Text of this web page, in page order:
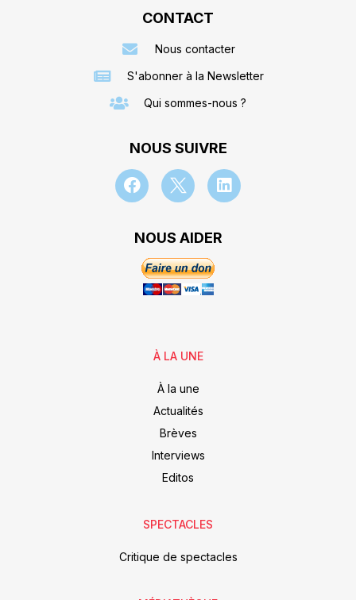
CONTACT
Nous contacter
S'abonner à la Newsletter
Qui sommes-nous ?
NOUS SUIVRE
NOUS AIDER
À LA UNE
À la une
Actualités
Brèves
Interviews
Editos
SPECTACLES
Critique de spectacles